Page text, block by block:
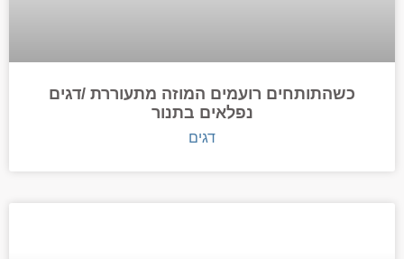
כשהתותחים רועמים המוזה מתעוררת /דגים
נפלאים בתנור
דגים